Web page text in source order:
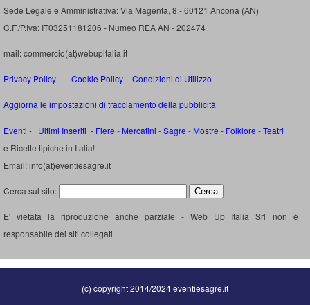
Sede Legale e Amministrativa: Via Magenta, 8 - 60121 Ancona (AN)
C.F./P.Iva: IT03251181206 - Numeo REA AN - 202474
mail: commercio(at)webupitalia.it
Privacy Policy - Cookie Policy -Condizioni di Utilizzo
Aggiorna le impostazioni di tracciamento della pubblicità
Eventi - Ultimi Inseriti - Fiere - Mercatini -Sagre - Mostre - Folklore -Teatri
e Ricette tipiche in Italia!
Email: info(at)eventiesagre.it
Cerca sul sito:
E' vietata la riproduzione anche parziale - Web Up Italia Srl non è
responsabile dei siti collegati
(c) copyright 2014/2024 eventiesagre.it